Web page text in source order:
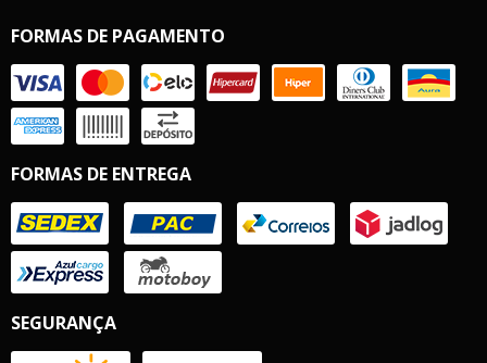
FORMAS DE PAGAMENTO
FORMAS DE ENTREGA
SEGURANÇA